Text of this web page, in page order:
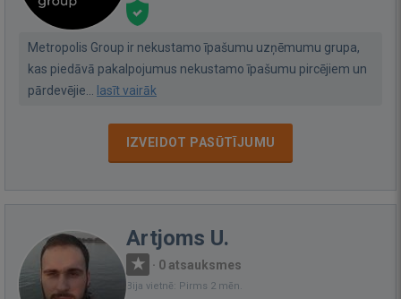
Metropolis Group ir nekustamo īpašumu uzņēmumu grupa,
kas piedāvā pakalpojumus nekustamo īpašumu pircējiem un
pārdevējie... lasīt vairāk
IZVEIDOT PASŪTĪJUMU
Artjoms U.
· 0 atsauksmes
Bija vietnē: Pirms 2 mēn.